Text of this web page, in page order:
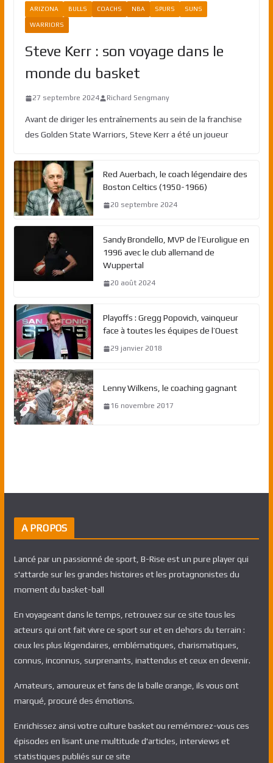
ARIZONA BULLS COACHS NBA SPURS SUNS
WARRIORS
Steve Kerr : son voyage dans le
monde du basket
27 septembre 2024 Richard Sengmany
Avant de diriger les entraînements au sein de la franchise
des Golden State Warriors, Steve Kerr a été un joueur
Red Auerbach, le coach légendaire des
Boston Celtics (1950-1966)
20 septembre 2024
Sandy Brondello, MVP de l’Euroligue en
1996 avec le club allemand de
Wuppertal
20 août 2024
Playoffs : Gregg Popovich, vainqueur
face à toutes les équipes de l’Ouest
29 janvier 2018
Lenny Wilkens, le coaching gagnant
16 novembre 2017
A PROPOS
Lancé par un passionné de sport, B-Rise est un pure player qui
s'attarde sur les grandes histoires et les protagnonistes du
moment du basket-ball
En voyageant dans le temps, retrouvez sur ce site tous les
acteurs qui ont fait vivre ce sport sur et en dehors du terrain :
ceux les plus légendaires, emblématiques, charismatiques,
connus, inconnus, surprenants, inattendus et ceux en devenir.
Amateurs, amoureux et fans de la balle orange, ils vous ont
marqué, procuré des émotions.
Enrichissez ainsi votre culture basket ou remémorez-vous ces
épisodes en lisant une multitude d'articles, interviews et
statistiques publiés sur ce site